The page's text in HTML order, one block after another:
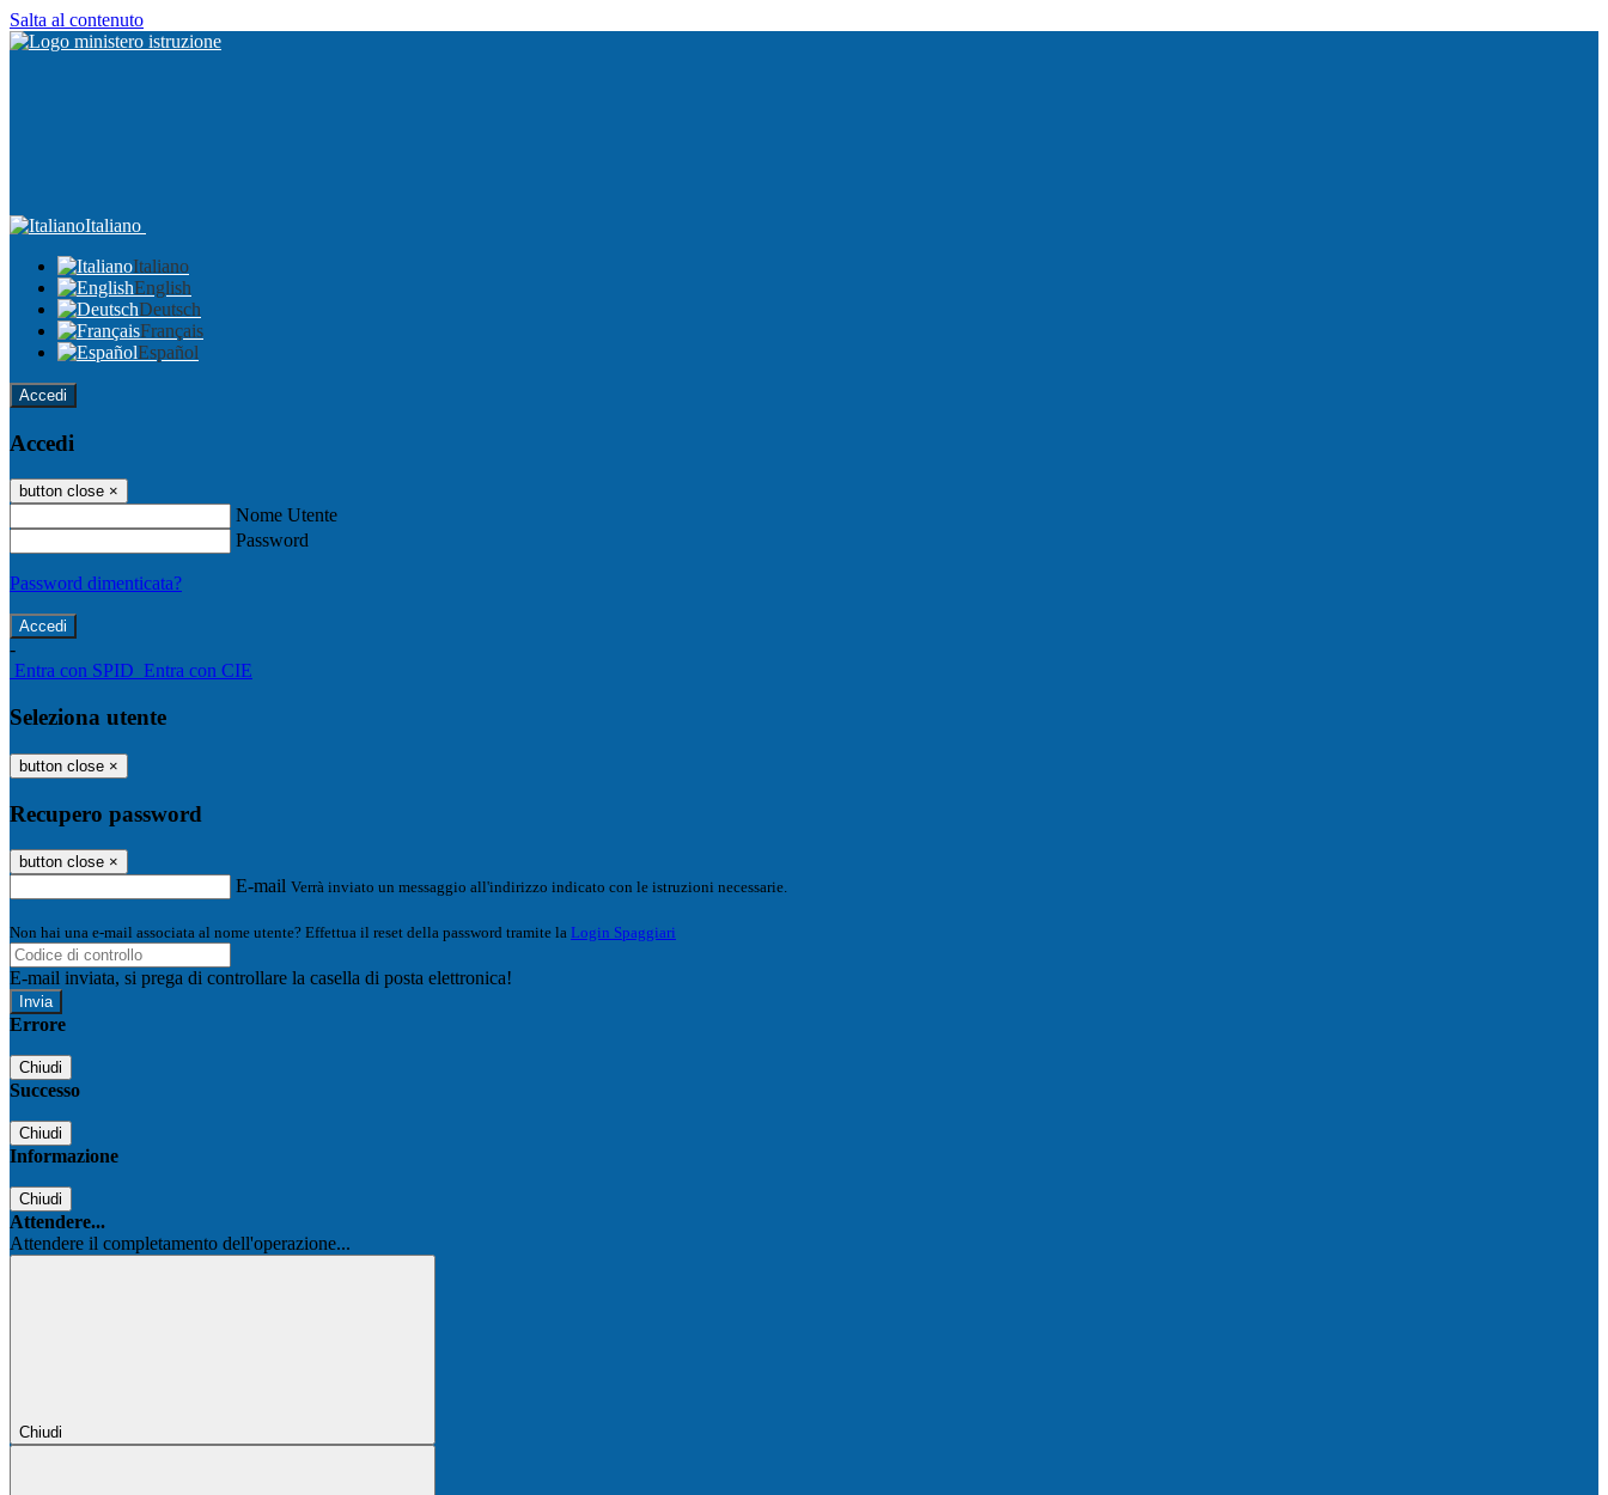
Salta al contenuto
Italiano
Italiano
English
Deutsch
Français
Español
Accedi
Accedi
button close ×
Nome Utente
Password
Password dimenticata?
-
Entra con SPID Entra con CIE
Seleziona utente
button close ×
Recupero password
button close ×
E-mail Verrà inviato un messaggio all'indirizzo indicato con le istruzioni necessarie.
Non hai una e-mail associata al nome utente? Effettua il reset della password tramite la Login Spaggiari
E-mail inviata, si prega di controllare la casella di posta elettronica!
Errore
Chiudi
Successo
Chiudi
Informazione
Chiudi
Attendere...
Attendere il completamento dell'operazione...
Chiudi